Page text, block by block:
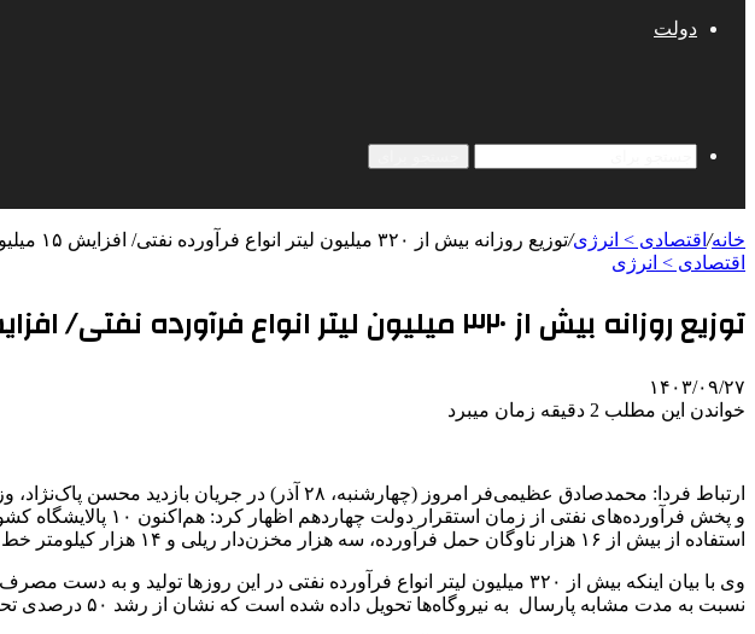
دولت
خانه/ اقتصادی > انرژی/توزیع روزانه بیش از ۳۲۰ میلیون لیتر انواع فرآورده نفتی/ افزایش ۱۵ میلیون لیتری تولید نفت‌گاز
اقتصادی > انرژی
توزیع روزانه بیش از ۳۲۰ میلیون لیتر انواع فرآورده نفتی/ افزایش ۱۵ میلیون لیتری تولید نفت‌گاز
۱۴۰۳/۰۹/۲۷
خواندن این مطلب 2 دقیقه زمان میبرد
ارتباط فردا: محمدصادق عظیمی‌فر امروز
استفاده از بیش از ۱۶ هزار ناوگان حمل فرآورده، سه هزار مخزن‌دار ریلی و ۱۴ هزار کیلومتر خط لوله به سراسر کشور انجام می‌شود.
نسبت به مدت مشابه پارسال به نیروگاه‌ها تحویل داده شده است که نشان از رشد ۵۰ درصدی تحویل سوخت مایع نیروگاهی نسبت به مدت مشابه پارسال دارد.